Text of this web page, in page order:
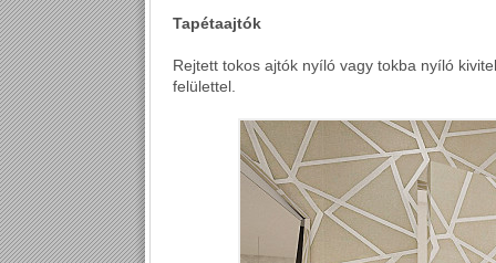
Tapétaajtók
Rejtett tokos ajtók nyíló vagy tokba nyíló
felülettel.